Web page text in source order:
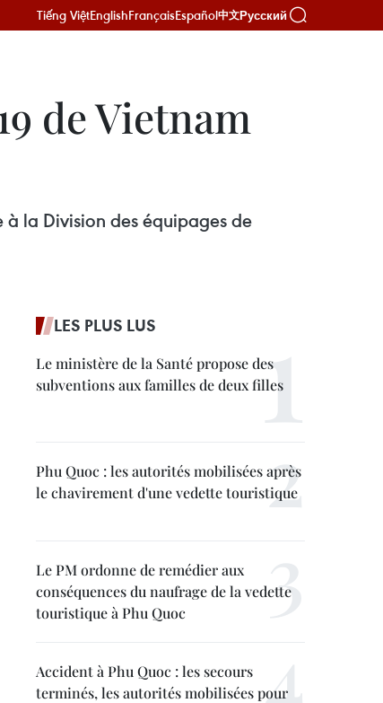
Tiếng ViệtEnglishFrançaisEspañol中文Русский
de Vietnam
à la Division des équipages de
LES PLUS LUS
Le ministère de la Santé propose des
subventions aux familles de deux filles
Phu Quoc : les autorités mobilisées après
le chavirement d'une vedette touristique
Le PM ordonne de remédier aux
conséquences du naufrage de la vedette
touristique à Phu Quoc
Accident à Phu Quoc : les secours
terminés, les autorités mobilisées pour